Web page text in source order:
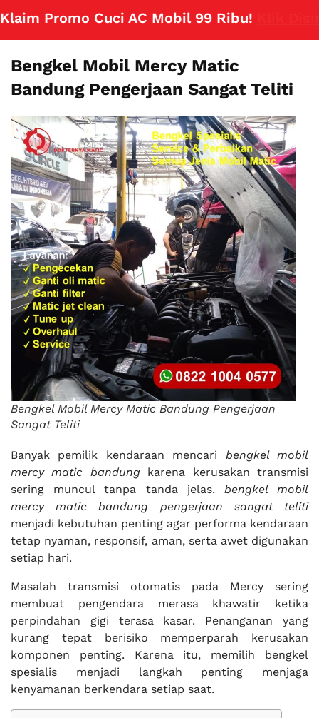
Promo Cuci AC Mobil 99 Ribu!Klik Disini
Bengkel Mobil Mercy Matic
Bandung Pengerjaan Sangat Teliti
Bengkel Mobil Mercy Matic Bandung Pengerjaan
Sangat Teliti
Banyak pemilik kendaraan mencari bengkel mobil
mercy matic bandungkarena kerusakan transmisi
sering muncul tanpa tanda jelas. bengkel mobil
mercy matic bandung pengerjaan sangat teliti
menjadi kebutuhan penting agar performa kendaraan
tetap nyaman, responsif, aman, serta awet digunakan
setiap hari.
Masalah transmisi otomatis pada Mercy sering
membuat pengendara merasa khawatir ketika
perpindahan gigi terasa kasar. Penanganan yang
kurang tepat berisiko memperparah kerusakan
komponen penting. Karena itu, memilih bengkel
spesialis menjadi langkah penting menjaga
kenyamanan berkendara setiap saat.